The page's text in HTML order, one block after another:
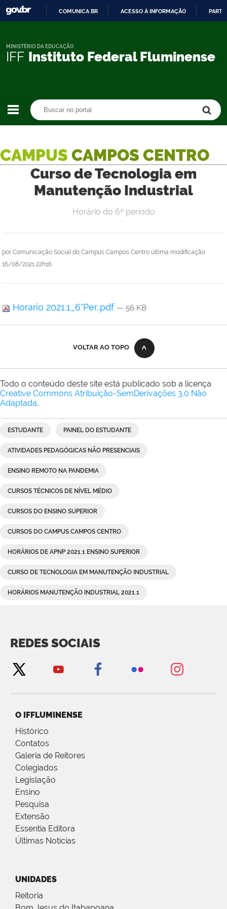
CONTEÚDO
COMUNICA BR ACESSO À INFORMAÇÃO
IFF Instituto Federal Fluminense
MINISTÉRIO DA EDUCAÇÃO
CAMPUS CAMPOS CENTRO
Curso de Tecnologia em
Manutenção Industrial
por Comunicação Social do Campus Campos Centro última modificação
16/08/2021 22h16
Horário do 6º período
Horario 2021.1_6°Per..pdf — 56 KB
VOLTAR AO TOPO
Todo o conteúdo deste site está publicado sob a licença
Creative Commons Atribuição-SemDerivações 3.0 Não
Adaptada.
ESTUDANTE PAINEL DO ESTUDANTE
ATIVIDADES PEDAGÓGICAS NÃO PRESENCIAIS
ENSINO REMOTO NA PANDEMIA
CURSOS TÉCNICOS DE NÍVEL MÉDIO
CURSOS DO ENSINO SUPERIOR
CURSOS DO CAMPUS CAMPOS CENTRO
HORÁRIOS DE APNP 2021.1 ENSINO SUPERIOR
CURSO DE TECNOLOGIA EM MANUTENÇÃO INDUSTRIAL
HORÁRIOS MANUTENÇÃO INDUSTRIAL 2021.1
REDES SOCIAIS
O IFFLUMINENSE
Histórico
Contatos
Galeria de Reitores
Colegiados
Legislação
Ensino
Pesquisa
Extensão
Essentia Editora
Últimas Notícias
UNIDADES
Reitoria